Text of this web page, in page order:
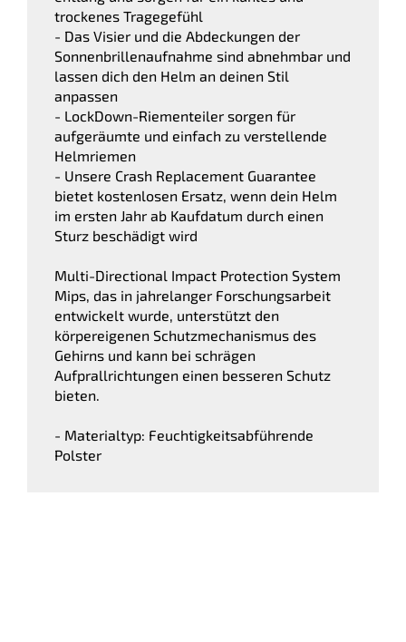
trockenes Tragegefühl
- Das Visier und die Abdeckungen der
Sonnenbrillenaufnahme sind abnehmbar und
lassen dich den Helm an deinen Stil
anpassen
- LockDown-Riementeiler sorgen für
aufgeräumte und einfach zu verstellende
Helmriemen
- Unsere Crash Replacement Guarantee
bietet kostenlosen Ersatz, wenn dein Helm
im ersten Jahr ab Kaufdatum durch einen
Sturz beschädigt wird
Multi-Directional Impact Protection System
Mips, das in jahrelanger Forschungsarbeit
entwickelt wurde, unterstützt den
körpereigenen Schutzmechanismus des
Gehirns und kann bei schrägen
Aufprallrichtungen einen besseren Schutz
bieten.
- Materialtyp: Feuchtigkeitsabführende
Polster